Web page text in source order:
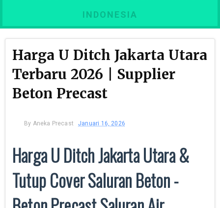
INDONESIA
Harga U Ditch Jakarta Utara
Terbaru 2026 | Supplier
Beton Precast
By Aneka Precast Januari 16, 2026
Harga U Ditch Jakarta Utara &
Tutup Cover Saluran Beton -